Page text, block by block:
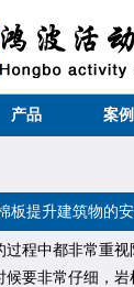
产品 案例
板提升建筑物的
程中都非常重视
要非常仔细，